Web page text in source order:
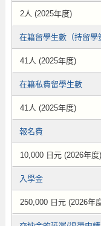
2人 (2025年度)
在籍留學生數（持留學
41人 (2025年度)
在籍私費留學生數
41人 (2025年度)
報名費
10,000 日元 (2026年度)
入學金
250,000 日元 (2026年